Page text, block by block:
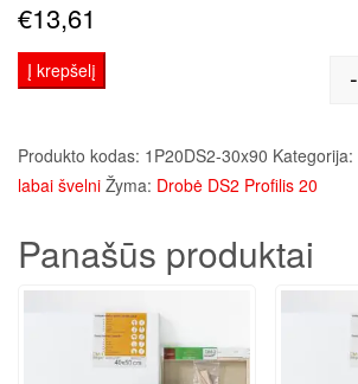
€13,61
-
Į krepšelį
Produkto kodas: 1P20DS2-30x90 Kategorija:
labai švelni Žyma: Drobė DS2 Profilis 20
Panašūs produktai